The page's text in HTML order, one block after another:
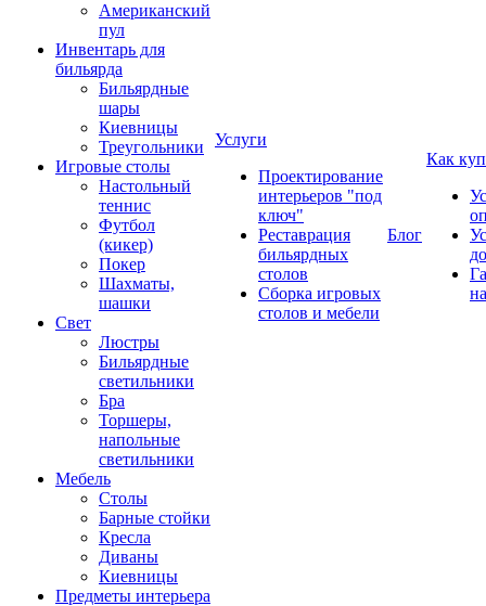
Американский
пул
Инвентарь для
бильярда
Бильярдные
шары
Киевницы
Треугольники
Игровые столы
Настольный
теннис
Футбол
(кикер)
Покер
Шахматы,
шашки
Свет
Люстры
Бильярдные
светильники
Бра
Торшеры,
напольные
светильники
Мебель
Столы
Барные стойки
Кресла
Диваны
Киевницы
Предметы интерьера
Услуги
Проектирование
интерьеров "под
ключ"
Реставрация
бильярдных
столов
Сборка игровых
столов и мебели
Блог
Как